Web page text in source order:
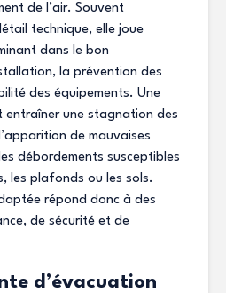
de l’air. Souvent
technique, elle joue
dans le bon
la prévention des
des équipements. Une
une stagnation des
de mauvaises
débordements susceptibles
les plafonds ou les sols.
répond donc à des
de sécurité et de
d’évacuation